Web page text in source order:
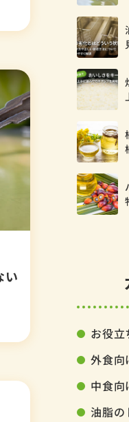
い
お役立
外食向
中食向
油脂の